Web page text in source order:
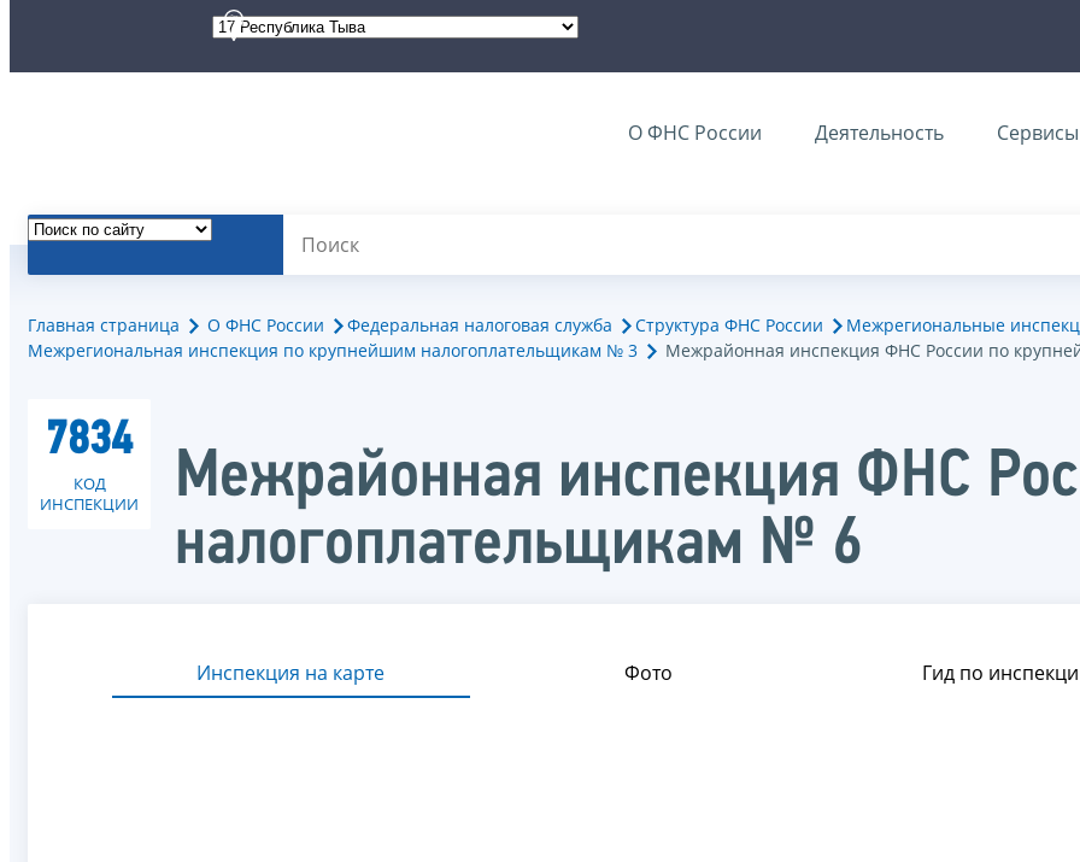
О ФНС России Деятельность Сервисы
Главная страница О ФНС России Федеральная налоговая служба Структура ФНС России
Межрегиональные
Межрегиональная инспекция по крупнейшим налогоплательщикам № 3
Межрайонная инспекция ФНС России по
7834
КОД
ИНСПЕКЦИИ
Межрайонная инспекция ФНС
налогоплательщикам № 6
Инспекция на карте Фото Гид по